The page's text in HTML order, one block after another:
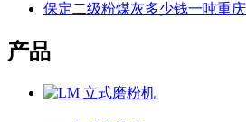
保定二级粉煤灰多少钱一吨重庆
产品